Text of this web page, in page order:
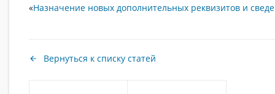
«Назначение новых дополнительных реквизитов и
Вернуться к списку статей